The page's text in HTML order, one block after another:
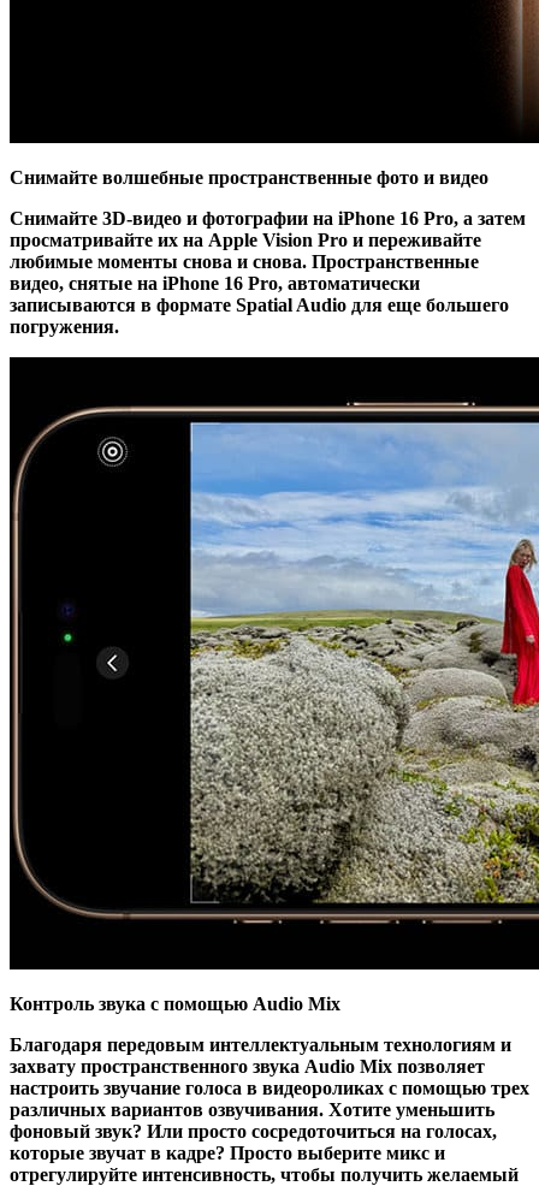
Снимайте волшебные пространственные фото и видео
Снимайте 3D-видео и фотографии на iPhone 16 Pro, а затем
просматривайте их на Apple Vision Pro и переживайте
любимые моменты снова и снова. Пространственные
видео, снятые на iPhone 16 Pro, автоматически
записываются в формате Spatial Audio для еще большего
погружения.
Контроль звука с помощью Audio Mix
Благодаря передовым интеллектуальным технологиям и
захвату пространственного звука Audio Mix позволяет
настроить звучание голоса в видеороликах с помощью трех
различных вариантов озвучивания. Хотите уменьшить
фоновый звук? Или просто сосредоточиться на голосах,
которые звучат в кадре? Просто выберите микс и
отрегулируйте интенсивность, чтобы получить желаемый